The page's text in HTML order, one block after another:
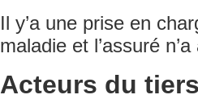
Il y’a une prise en
maladie et l’assuré
Acteurs du